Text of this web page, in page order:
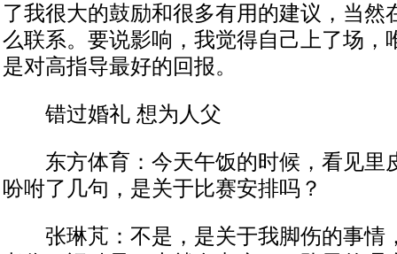
了我很大的鼓励和很多有用的建议，当然
么联系。要说影响，我觉得自己上了场，
是对高指导最好的回报。
错过婚礼 想为人父
东方体育：今天午饭的时候，看见里
吩咐了几句，是关于比赛安排吗？
张琳芃：不是，是关于我脚伤的事情